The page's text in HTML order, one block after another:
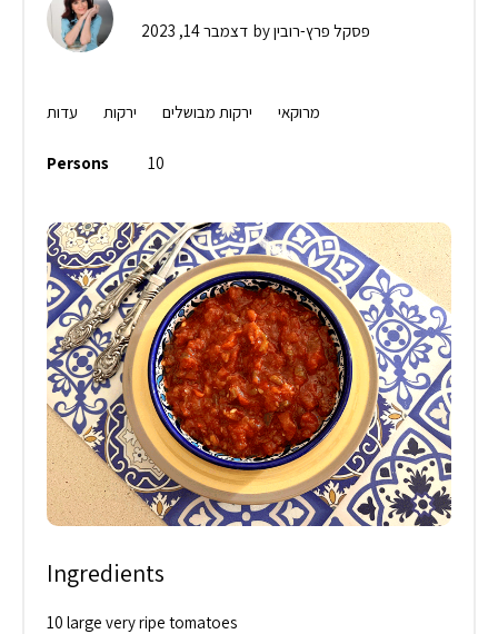
דצמבר 14, 2023 byפסקל פרץ-רובין
מרוקאי ירקות מבושלים ירקות עדות
Persons 10
Ingredients
10 large very ripe tomatoes